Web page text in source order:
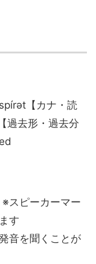
【カナ・読
過去形・過去分
※スピーカーマー
す
音を聞くことが